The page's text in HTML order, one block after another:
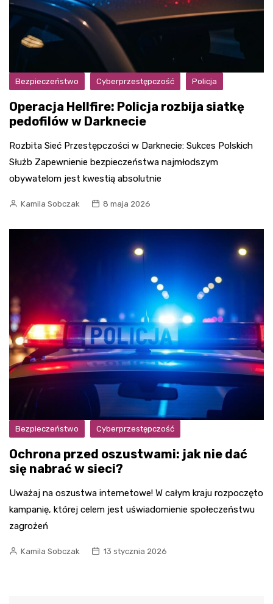
Bezpieczeństwo Cyberprzestępczość Policja
Operacja Hellfire: Policja rozbija siatkę
pedofilów w Darknecie
Rozbita Sieć Przestępczości w Darknecie: Sukces Polskich
Służb Zapewnienie bezpieczeństwa najmłodszym
obywatelom jest kwestią absolutnie
Kamila Sobczak 8 maja 2026
Bezpieczeństwo Cyberprzestępczość
Ochrona przed oszustwami: jak nie dać
się nabrać w sieci?
Uważaj na oszustwa internetowe! W całym kraju rozpoczęto
kampanię, której celem jest uświadomienie społeczeństwu
zagrożeń
Kamila Sobczak 13 stycznia 2026